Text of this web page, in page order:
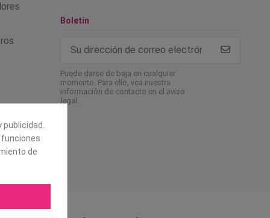
Boletín
Puede darse de baja en cualquier
momento. Para ello, vea nuestra
información de contacto en el aviso
legal.
publicidad.
de